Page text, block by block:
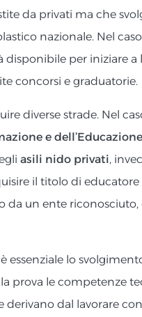
da privati ma che
nazionale. Nel
per iniziare a
concorsi e graduatorie.
diverse strade. Nel
e dell’Educazione
asili nido privati,
il titolo di
da un ente
essenziale lo
prova le competenze
derivano dal lavorare